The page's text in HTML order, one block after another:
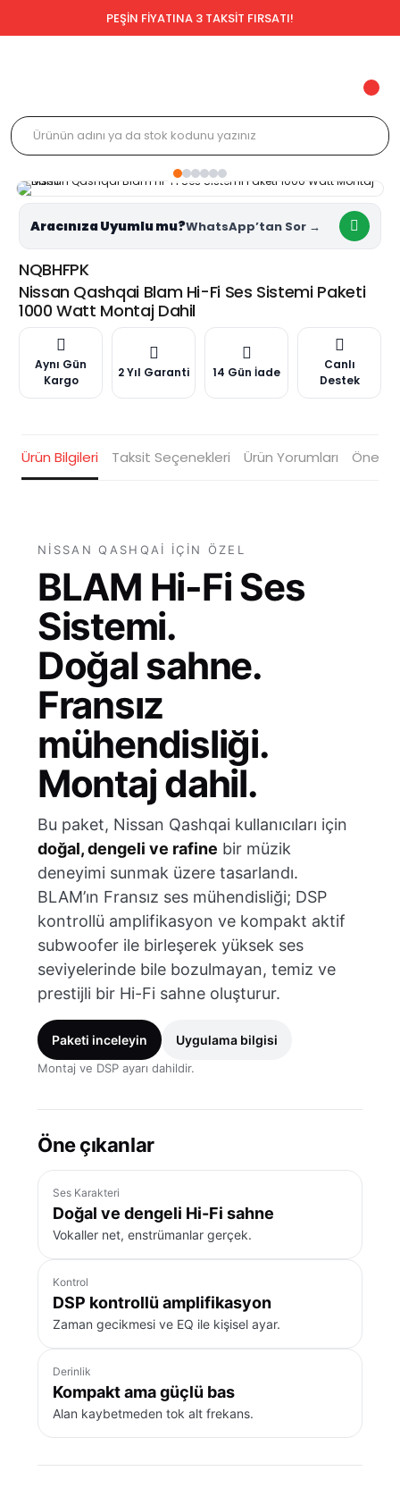
PEŞİN FİYATINA 3 TAKSİT FIRSATI!
Aracınıza Uyumlu mu?
NQBHFPK
Nissan Qashqai Blam Hi-Fi Ses Sistemi Paketi
1000 Watt Montaj Dahil
Aynı Gün
Kargo
2 Yıl Garanti 14 Gün İade
Canlı
Destek
Ürün Bilgileri Taksit Seçenekleri Ürün Yorumları
NISSAN QASHQAI IÇIN ÖZEL
BLAM Hi-Fi Ses
Sistemi.
Doğal sahne.
Fransız
mühendisliği.
Montaj dahil.
Bu paket, Nissan Qashqai kullanıcıları için
doğal, dengeli ve rafine bir müzik
deneyimi sunmak üzere tasarlandı.
BLAM’ın Fransız ses mühendisliği; DSP
kontrollü amplifikasyon ve kompakt aktif
subwoofer ile birleşerek yüksek ses
seviyelerinde bile bozulmayan, temiz ve
prestijli bir Hi-Fi sahne oluşturur.
Paketi inceleyin Uygulama bilgisi
Montaj ve DSP ayarı dahildir.
Öne çıkanlar
Ses Karakteri
Doğal ve dengeli Hi-Fi sahne
Vokaller net, enstrümanlar gerçek.
Kontrol
DSP kontrollü amplifikasyon
Zaman gecikmesi ve EQ ile kişisel ayar.
Derinlik
Kompakt ama güçlü bas
Alan kaybetmeden tok alt frekans.